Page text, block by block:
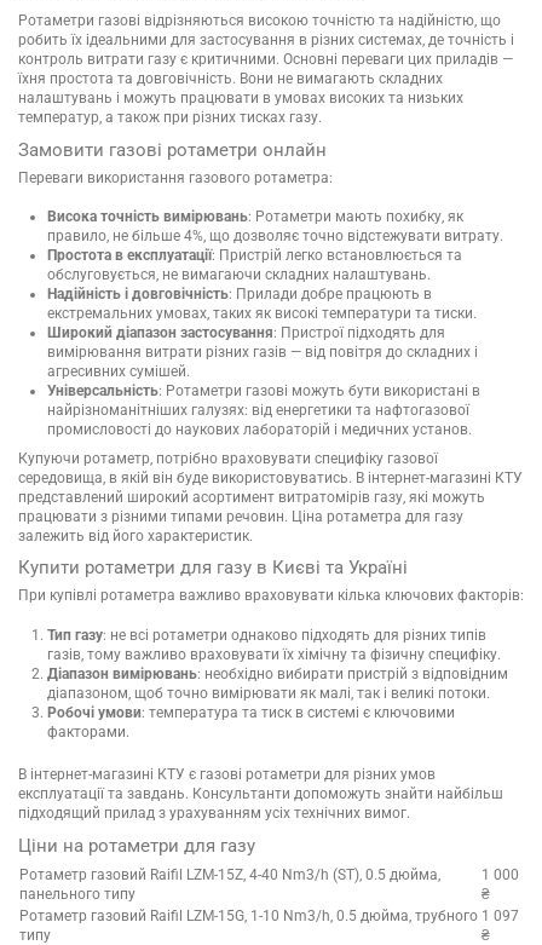
Ротаметри газові відрізняються високою точністю та надійністю, що
робить їх ідеальними для застосування в різних системах, де точність і
контроль витрати газу є критичними. Основні переваги цих приладів —
їхня простота та довговічність. Вони не вимагають складних
налаштувань і можуть працювати в умовах високих та низьких
температур, а також при різних тисках газу.
Замовити газові ротаметри онлайн
Переваги використання газового ротаметра:
Висока точність вимірювань: Ротаметри мають похибку, як
правило, не більше 4%, що дозволяє точно відстежувати витрату.
Простота в експлуатації: Пристрій легко встановлюється та
обслуговується, не вимагаючи складних налаштувань.
Надійність і довговічність: Прилади добре працюють в
екстремальних умовах, таких як високі температури та тиски.
Широкий діапазон застосування: Пристрої підходять для
вимірювання витрати різних газів — від повітря до складних і
агресивних сумішей.
Універсальність: Ротаметри газові можуть бути використані в
найрізноманітніших галузях: від енергетики та нафтогазової
промисловості до наукових лабораторій і медичних установ.
Купуючи ротаметр, потрібно враховувати специфіку газової
середовища, в якій він буде використовуватись. В інтернет-магазині КТУ
представлений широкий асортимент витратомірів газу, які можуть
працювати з різними типами речовин. Ціна ротаметра для газу
залежить від його характеристик.
Купити ротаметри для газу в Києві та Україні
При купівлі ротаметра важливо враховувати кілька ключових факторів:
Тип газу: не всі ротаметри однаково підходять для різних типів
газів, тому важливо враховувати їх хімічну та фізичну специфіку.
Діапазон вимірювань: необхідно вибирати пристрій з відповідним
діапазоном, щоб точно вимірювати як малі, так і великі потоки.
Робочі умови: температура та тиск в системі є ключовими
факторами.
В інтернет-магазині КТУ є газові ротаметри для різних умов
експлуатації та завдань. Консультанти допоможуть знайти найбільш
підходящий прилад з урахуванням усіх технічних вимог.
Ціни на ротаметри для газу
Ротаметр газовий Raifil LZM-15Z, 4-40 Nm3/h (ST), 0.5 дюйма,
панельного типу
1 000
₴
Ротаметр газовий Raifil LZM-15G, 1-10 Nm3/h, 0.5 дюйма, трубного
типу
1 097
₴